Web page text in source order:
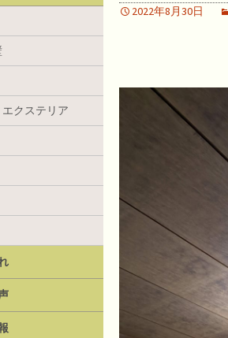
2022年8月30日
クステリア